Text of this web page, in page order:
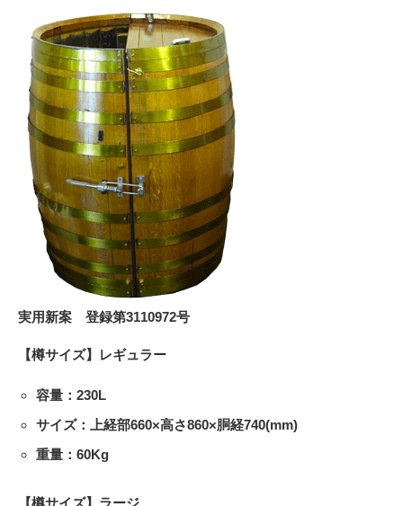
実用新案 登録第3110972号
【樽サイズ】レギュラー
容量：230L
サイズ：上経部660×高さ860×胴経740(mm)
重量：60Kg
【樽サイズ】ラージ